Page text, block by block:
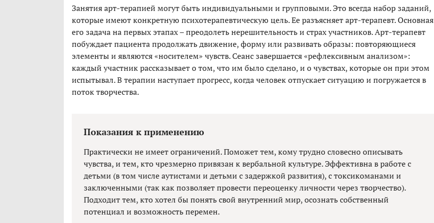
Занятия арт-терапией могут быть индивидуальными и групповыми. Это всегда набор заданий,
которые имеют конкретную психотерапевтическую цель. Ее разъясняет арт-терапевт. Основная
его задача на первых этапах – преодолеть нерешительность и страх участников. Арт-терапевт
побуждает пациента продолжать движение, форму или развивать образы: повторяющиеся
элементы и являются «носителем» чувств. Сеанс завершается «рефлексивным анализом»:
каждый участник рассказывает о том, что им было сделано, и о чувствах, которые он при этом
испытывал. В терапии наступает прогресс, когда человек отпускает ситуацию и погружается в
поток творчества.
Показания к применению
Практически не имеет ограничений. Поможет тем, кому трудно словесно описывать
чувства, и тем, кто чрезмерно привязан к вербальной культуре. Эффективна в работе с
детьми (в том числе аутистами и детьми с задержкой развития), с токсикоманами и
заключенными (так как позволяет провести переоценку личности через творчество).
Подходит тем, кто хотел бы понять свой внутренний мир, осознать собственный
потенциал и возможность перемен.